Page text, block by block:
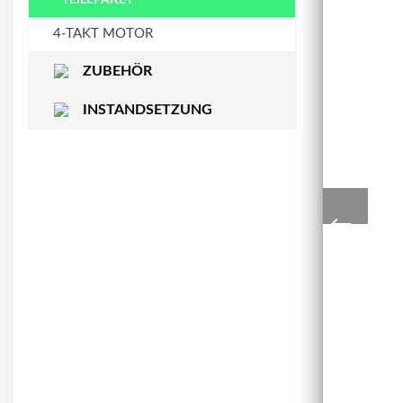
STEUERKETTENSCHIENEWASSERPUMPE
4-TAKT MOTOR
ZUBEHÖR
INSTANDSETZUNG